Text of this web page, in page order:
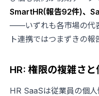
SmartHR(報告92件)、
——いずれも各市場の代
ト連携ではつまずきの報
HR: 権限の複雑さ
HR SaaSは従業員の個人